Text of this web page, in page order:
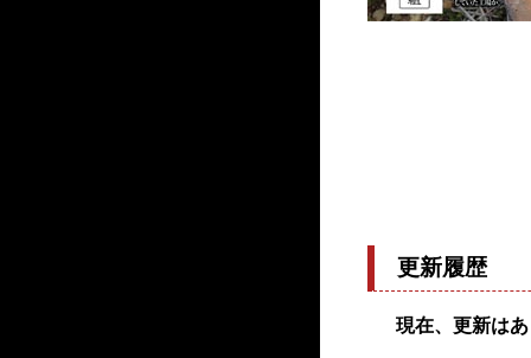
更新履歴
現在、更新は